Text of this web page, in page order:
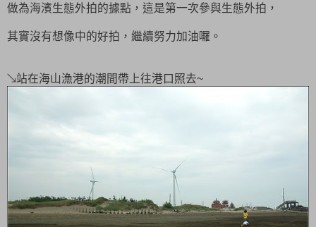
做為海濱生態外拍的據點，這是第一次參與生態外拍，
其實沒有想像中的好拍，繼續努力加油囉。
↘站在海山漁港的潮間帶上往港口照去~